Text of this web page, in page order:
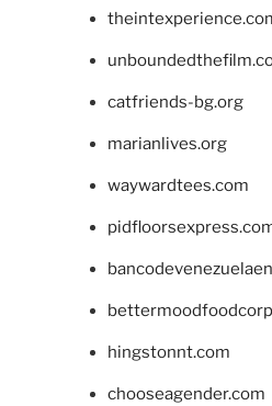
catfriends-bg.org
marianlives.org
waywardtees.com
hingstonnt.com
chooseagender.com